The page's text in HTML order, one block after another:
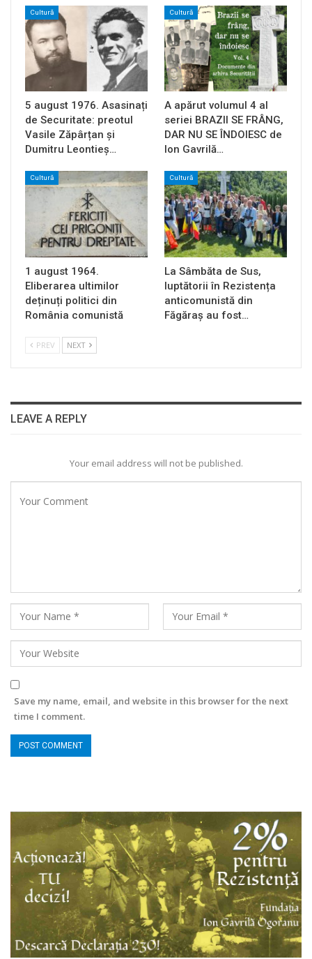
Cultură
5 august 1976. Asasinați
de Securitate: preotul
Vasile Zăpârțan și
Dumitru Leontieș…
Cultură
A apărut volumul 4 al
seriei BRAZII SE FRÂNG,
DAR NU SE ÎNDOIESC de
Ion Gavrilă…
Cultură
1 august 1964.
Eliberarea ultimilor
deținuți politici din
România comunistă
Cultură
La Sâmbăta de Sus,
luptătorii în Rezistența
anticomunistă din
Făgăraș au fost…
PREV NEXT
LEAVE A REPLY
Your email address will not be published.
Save my name, email, and website in this browser for the next
time I comment.